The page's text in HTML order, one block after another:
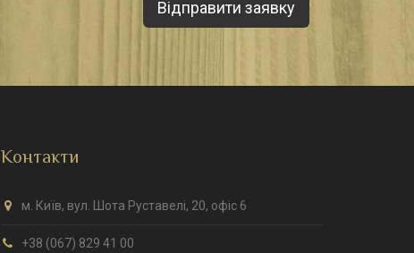
Контакти
м. Київ, вул. Шота Руставелі, 20, офіс 6
+38 (067) 829 41 00